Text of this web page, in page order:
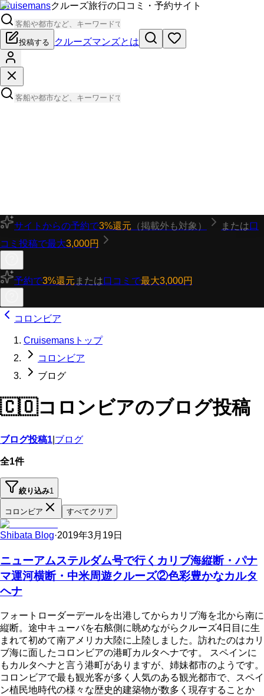
Cruisemansクルーズ旅行の口コミ・予約サイト
投稿する クルーズマンズとは
サイトからの予約で3%還元 （掲載外も対象） または口
コミ投稿で最大3,000円
予約で3%還元 または口コミで最大3,000円
コロンビア
Cruisemansトップ
コロンビア
ブログ
🇨🇴コロンビアのブログ投稿
ブログ投稿1 ブログ
全1件
絞り込み1
コロンビア すべてクリア
Shibata Blog·2019年3月19日
ニューアムステルダム号で行くカリブ海縦断・パナ
マ運河横断・中米周遊クルーズ②色彩豊かなカルタ
ヘナ
フォートローダーデールを出港してからカリブ海を北から南に
縦断。途中キューバを右舷側に眺めながらクルーズ4日目に生
まれて初めて南アメリカ大陸に上陸しました。訪れたのはカリ
ブ海に面したコロンビアの港町カルタヘナです。 スペインに
もカルタヘナと言う港町がありますが、姉妹都市のようです。
コロンビアで最も観光客が多く人気のある観光都市で、スペイ
ン植民地時代の様々な歴史的建築物が数多く現存することか